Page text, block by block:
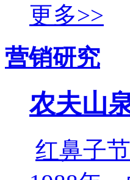
更多>>
营销研究
农夫山
红鼻子